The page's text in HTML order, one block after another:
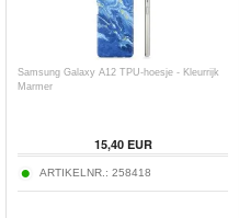
Samsung Galaxy A12 TPU-hoesje - Kleurrijk
Marmer
15,40EUR
ARTIKELNR.: 258418